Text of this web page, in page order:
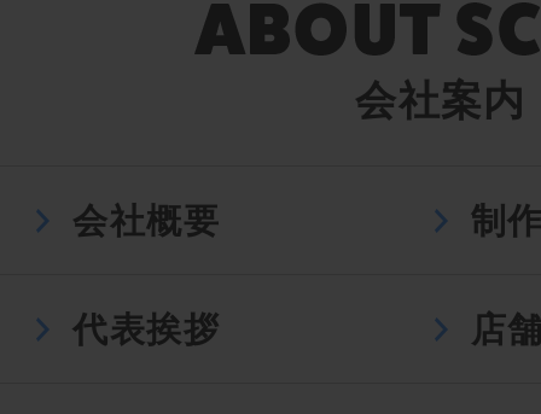
会社案内
会社概要 制
代表挨拶 店